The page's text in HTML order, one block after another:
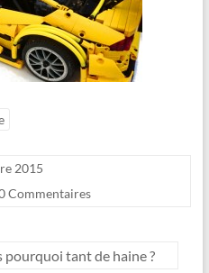
2015
Commentaires
pourquoi tant de haine ?